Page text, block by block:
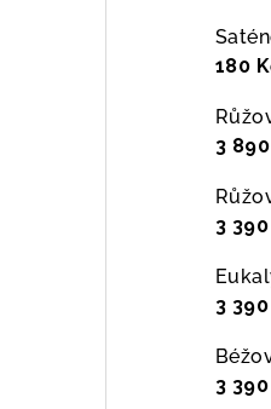
180
3
3
3
3